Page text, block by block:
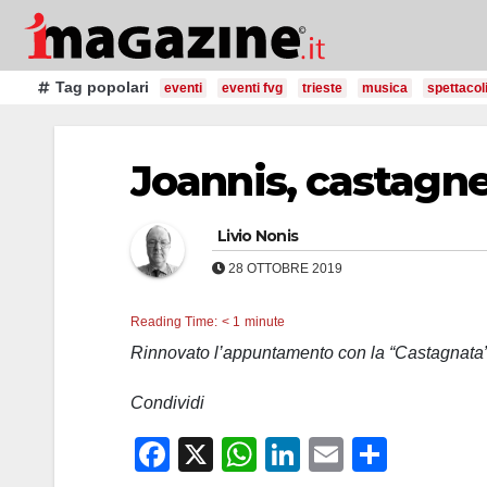
Salta
contenutoTag popolari eventi eventi fvg trieste musica spettacoli
Joannis,
Livio Nonis
28 OTTOBRE 2019
Reading Time: < 1 minute
Rinnovato l’appuntamento con la
Condividi
F
X
W
Li
E